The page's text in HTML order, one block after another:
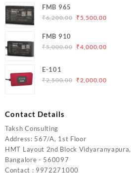
₹5,000.00.
FMB 965
₹6,200.00 Original
₹6,200.00.
₹ 5,500.00Current
₹5,500.00.
FMB 910
₹5,000.00 Original
₹5,000.00.
₹4,000.00Current
E-101
₹2,500.00 Original
₹2,000.00Current
Contact Details
Taksh Consulting
Address: 567/A, 1st Floor
HMT Layout 2nd Block Vidyaranyapura,
Bangalore - 560097
Contact : 9972271000